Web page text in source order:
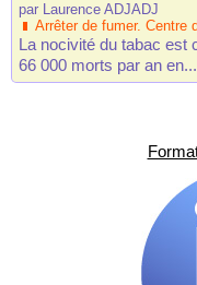
par Laurence ADJADJ
Arrêter de fumer. Centre
La nocivité du tabac est
66 000 morts par an en...